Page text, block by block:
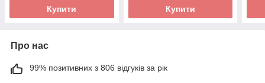
Купити Купити
Про нас
99% позитивних з 806 відгуків за рік